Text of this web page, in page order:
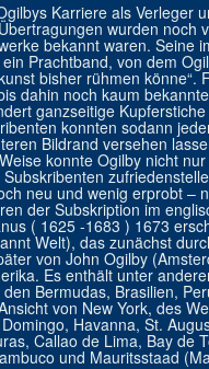
Karriere als Verleger
wurden noch
bekannt waren. Seine
Prachtband, von dem
bisher rühmen könne“.
dahin noch kaum
ganzseitige
konnten sodann
Bildrand versehen
konnte Ogilby nicht
neu und wenig erprobt –
der Subskription im
( 1625 -1683 ) 1673
Welt), das zunächst
von John Ogilby
Es enthält unter
den Bermudas, Brasilien,
von New York, des
Havanna, St.
Callao de Lima, Bay de
und Mauritsstaad